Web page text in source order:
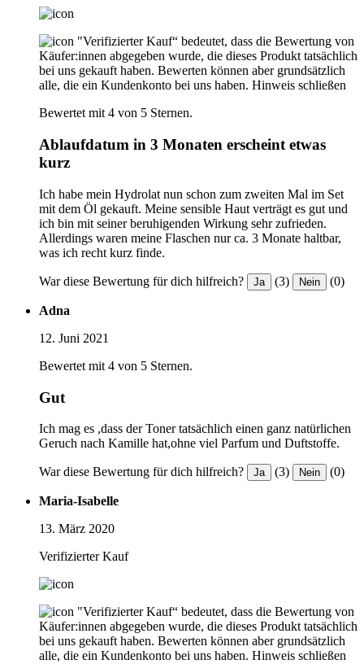
"Verifizierter Kauf“ bedeutet, dass die Bewertung von
Käufer:innen abgegeben wurde, die dieses Produkt tatsächlich
bei uns gekauft haben. Bewerten können aber grundsätzlich
alle, die ein Kundenkonto bei uns haben. Hinweis schließen
Bewertet mit 4 von 5 Sternen.
Ablaufdatum in 3 Monaten erscheint etwas
kurz
Ich habe mein Hydrolat nun schon zum zweiten Mal im Set
mit dem Öl gekauft. Meine sensible Haut verträgt es gut und
ich bin mit seiner beruhigenden Wirkung sehr zufrieden.
Allerdings waren meine Flaschen nur ca. 3 Monate haltbar,
was ich recht kurz finde.
War diese Bewertung für dich hilfreich? Ja (3) Nein (0)
Adna
12. Juni 2021
Bewertet mit 4 von 5 Sternen.
Gut
Ich mag es ,dass der Toner tatsächlich einen ganz natürlichen
Geruch nach Kamille hat,ohne viel Parfum und Duftstoffe.
War diese Bewertung für dich hilfreich? Ja (3) Nein (0)
Maria-Isabelle
13. März 2020
Verifizierter Kauf
"Verifizierter Kauf“ bedeutet, dass die Bewertung von
Käufer:innen abgegeben wurde, die dieses Produkt tatsächlich
bei uns gekauft haben. Bewerten können aber grundsätzlich
alle, die ein Kundenkonto bei uns haben. Hinweis schließen